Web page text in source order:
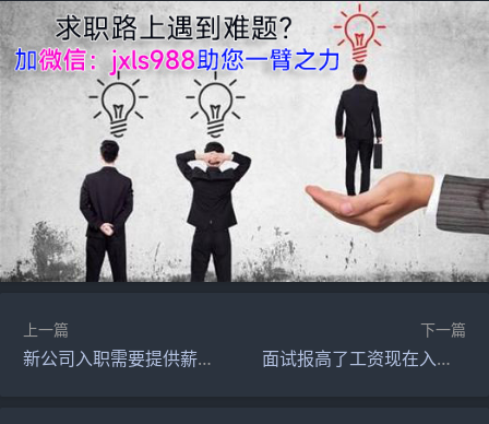
上一篇
新公司入职需要提供薪资流水可以不给吗？
下一篇
面试报高了工资现在入职需要六个月银行流水怎么办？